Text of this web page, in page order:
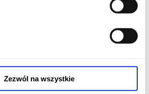
Zezwól na wszystkie